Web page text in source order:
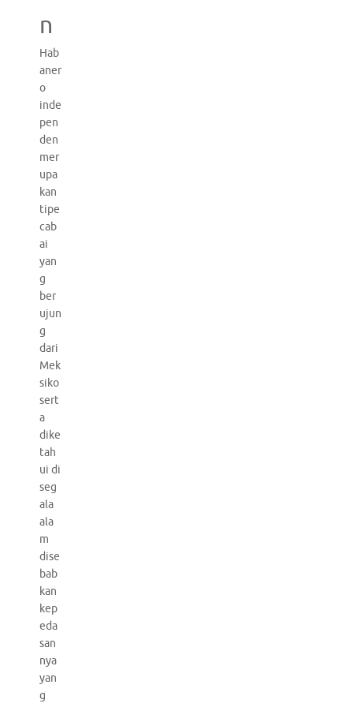
n
Hab
aner
o
inde
pen
den
mer
upa
kan
tipe
cab
ai
yan
g
ber
ujun
g
dari
Mek
siko
sert
a
dike
tah
ui di
seg
ala
ala
m
dise
bab
kan
kep
eda
san
nya
yan
g